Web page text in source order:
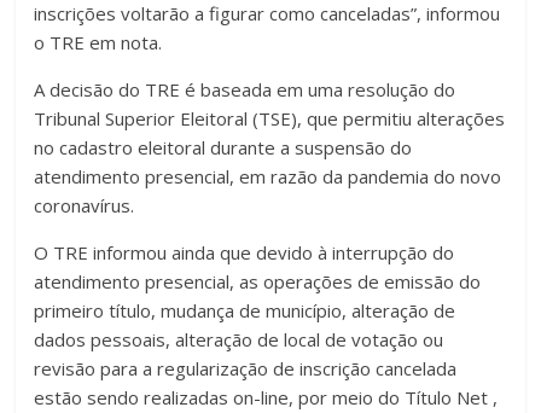
inscrições voltarão a figurar como canceladas”, informou
o TRE em nota.
A decisão do TRE é baseada em uma resolução do
Tribunal Superior Eleitoral (TSE), que permitiu alterações
no cadastro eleitoral durante a suspensão do
atendimento presencial, em razão da pandemia do novo
coronavírus.
O TRE informou ainda que devido à interrupção do
atendimento presencial, as operações de emissão do
primeiro título, mudança de município, alteração de
dados pessoais, alteração de local de votação ou
revisão para a regularização de inscrição cancelada
estão sendo realizadas on-line, por meio do Título Net ,